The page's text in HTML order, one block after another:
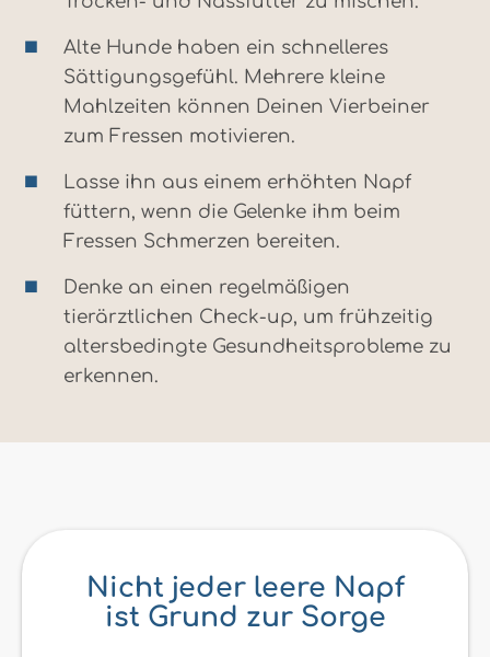
Alte Hunde haben ein schnelleres
Sättigungsgefühl. Mehrere kleine
Mahlzeiten können Deinen Vierbeiner
zum Fressen motivieren.
Lasse ihn aus einem erhöhten Napf
füttern, wenn die Gelenke ihm beim
Fressen Schmerzen bereiten.
Denke an einen regelmäßigen
tierärztlichen Check-up, um frühzeitig
altersbedingte Gesundheitsprobleme zu
erkennen.
Nicht jeder leere Napf
ist Grund zur Sorge